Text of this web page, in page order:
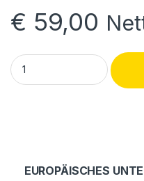
€ 59,00
Tragetasche TB-ME-12
EUROPÄISCHES